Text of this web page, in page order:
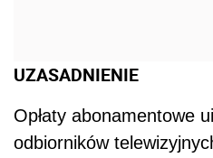
UZASADNIENIE
Opłaty abonamentowe
odbiorników